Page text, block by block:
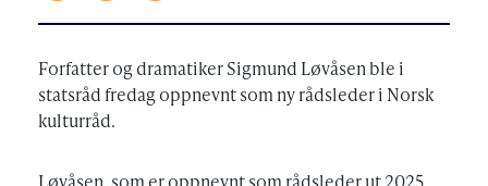
Forfatter og dramatiker Sigmund Løvåsen ble i
statsråd fredag oppnevnt som ny rådsleder i Norsk
kulturråd.